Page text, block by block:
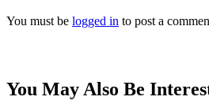
You must be logged in to post a
You May Also Be